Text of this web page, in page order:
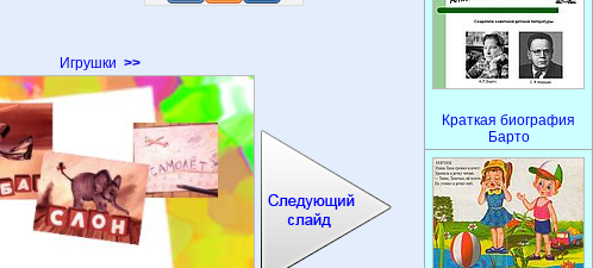
Игрушки >>
Краткая биография
Барто